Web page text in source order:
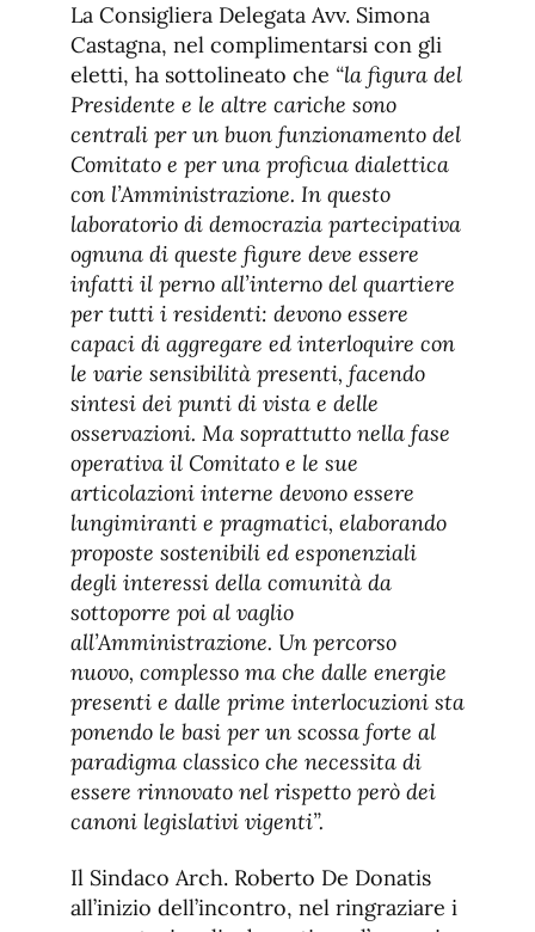
La Consigliera Delegata Avv. Simona
Castagna, nel complimentarsi con gli
eletti, ha sottolineato che “la figura del
Presidente e le altre cariche sono
centrali per un buon funzionamento del
Comitato e per una proficua dialettica
con l’Amministrazione. In questo
laboratorio di democrazia partecipativa
ognuna di queste figure deve essere
infatti il perno all’interno del quartiere
per tutti i residenti: devono essere
capaci di aggregare ed interloquire con
le varie sensibilità presenti, facendo
sintesi dei punti di vista e delle
osservazioni. Ma soprattutto nella fase
operativa il Comitato e le sue
articolazioni interne devono essere
lungimiranti e pragmatici, elaborando
proposte sostenibili ed esponenziali
degli interessi della comunità da
sottoporre poi al vaglio
all’Amministrazione. Un percorso
nuovo, complesso ma che dalle energie
presenti e dalle prime interlocuzioni sta
ponendo le basi per un scossa forte al
paradigma classico che necessita di
essere rinnovato nel rispetto però dei
canoni legislativi vigenti”.
Il Sindaco Arch. Roberto De Donatis
all’inizio dell’incontro, nel ringraziare i